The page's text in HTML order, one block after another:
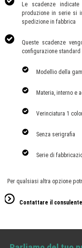
Le scadenze
produzione in serie si
spedizione in fabbrica
Queste scadenze
configurazione standard
Modellio della
Materia, interno e
Verinciatura 1
Senza serigrafia
Serie di
Per qualsiasi altra opzione
Contattare il